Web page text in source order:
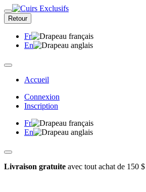
Retour
Fr
En
Accueil
Connexion
Inscription
Fr
En
Livraison gratuite avec tout achat de 150